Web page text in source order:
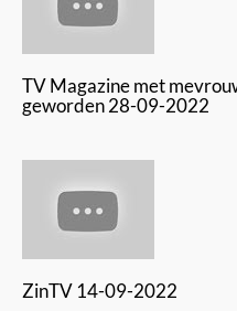
TV Magazine met
geworden 28-09-2022
ZinTV 14-09-2022